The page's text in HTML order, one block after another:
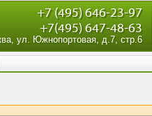
+7 (495) 646-23-97
+7(495) 647-48-63
ул. Южнопортовая, д.7, стр.6